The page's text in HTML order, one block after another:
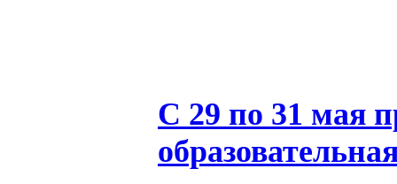
С 29 по 31 мая